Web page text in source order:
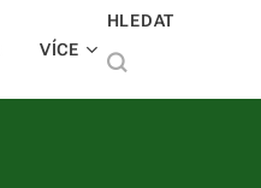
VÍCE
HLEDAT